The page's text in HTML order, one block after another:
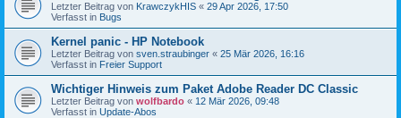
Letzter Beitrag von KrawczykHIS « 29 Apr 2026, 17:50
Verfasst in Bugs
Kernel panic - HP Notebook
Letzter Beitrag von sven.straubinger « 25 Mär 2026, 16:16
Verfasst in Freier Support
Wichtiger Hinweis zum Paket Adobe Reader DC Classic
Letzter Beitrag von wolfbardo « 12 Mär 2026, 09:48
Verfasst in Update-Abos